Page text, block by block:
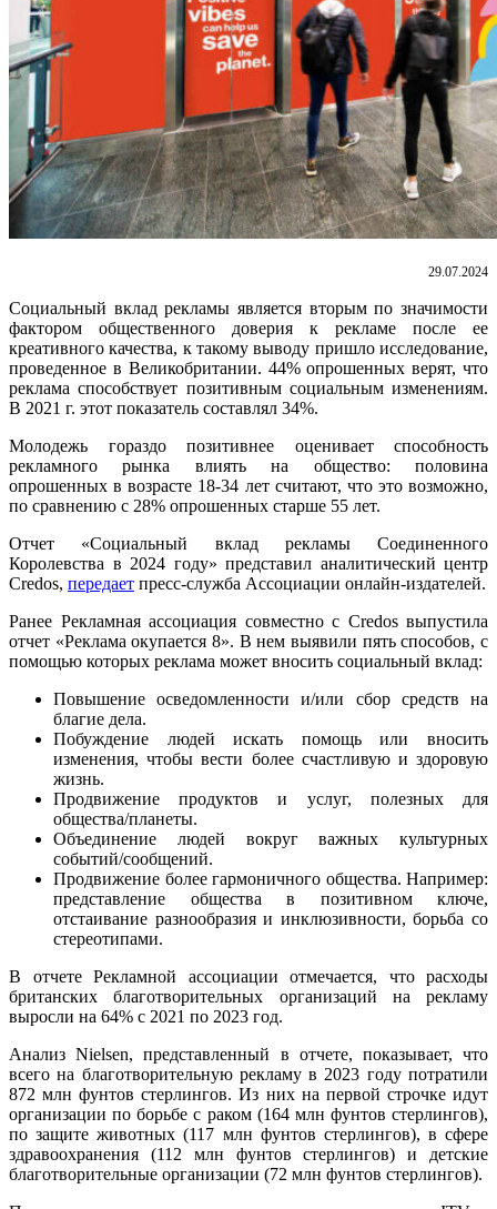
29.07.2024
Социальный вклад рекламы является вторым по значимости
фактором общественного доверия к рекламе после ее
креативного качества, к такому выводу пришло исследование,
проведенное в Великобритании. 44% опрошенных верят, что
реклама способствует позитивным социальным изменениям.
В 2021 г. этот показатель составлял 34%.
Молодежь гораздо позитивнее оценивает способность
рекламного рынка влиять на общество: половина
опрошенных в возрасте 18-34 лет считают, что это возможно,
по сравнению с 28% опрошенных старше 55 лет.
Отчет «Социальный вклад рекламы Соединенного
Королевства в 2024 году» представил аналитический центр
Credos, передает пресс-служба Ассоциации онлайн-издателей.
Ранее Рекламная ассоциация совместно с Credos выпустила
отчет «Реклама окупается 8». В нем выявили пять способов, с
помощью которых реклама может вносить социальный вклад:
Повышение осведомленности и/или сбор средств на
благие дела.
Побуждение людей искать помощь или вносить
изменения, чтобы вести более счастливую и здоровую
жизнь.
Продвижение продуктов и услуг, полезных для
общества/планеты.
Объединение людей вокруг важных культурных
событий/сообщений.
Продвижение более гармоничного общества. Например:
представление общества в позитивном ключе,
отстаивание разнообразия и инклюзивности, борьба со
стереотипами.
В отчете Рекламной ассоциации отмечается, что расходы
британских благотворительных организаций на рекламу
выросли на 64% с 2021 по 2023 год.
Анализ Nielsen, представленный в отчете, показывает, что
всего на благотворительную рекламу в 2023 году потратили
872 млн фунтов стерлингов. Из них на первой строчке идут
организации по борьбе с раком (164 млн фунтов стерлингов),
по защите животных (117 млн ​​фунтов стерлингов), в сфере
здравоохранения (112 млн фунтов стерлингов) и детские
благотворительные организации (72 млн фунтов стерлингов).